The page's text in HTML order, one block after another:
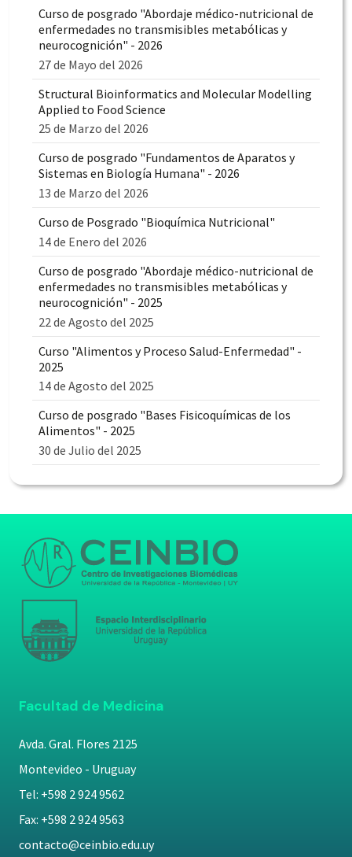
Curso de posgrado "Abordaje médico-nutricional de
enfermedades no transmisibles metabólicas y
neurocognición" - 2026
27 de Mayo del 2026
Structural Bioinformatics and Molecular Modelling
Applied to Food Science
25 de Marzo del 2026
Curso de posgrado "Fundamentos de Aparatos y
Sistemas en Biología Humana" - 2026
13 de Marzo del 2026
Curso de Posgrado "Bioquímica Nutricional"
14 de Enero del 2026
Curso de posgrado "Abordaje médico-nutricional de
enfermedades no transmisibles metabólicas y
neurocognición" - 2025
22 de Agosto del 2025
Curso "Alimentos y Proceso Salud-Enfermedad" -
2025
14 de Agosto del 2025
Curso de posgrado "Bases Fisicoquímicas de los
Alimentos" - 2025
30 de Julio del 2025
Facultad de Medicina
Avda. Gral. Flores 2125
Montevideo - Uruguay
Tel: +598 2 924 9562
Fax: +598 2 924 9563
contacto@ceinbio.edu.uy